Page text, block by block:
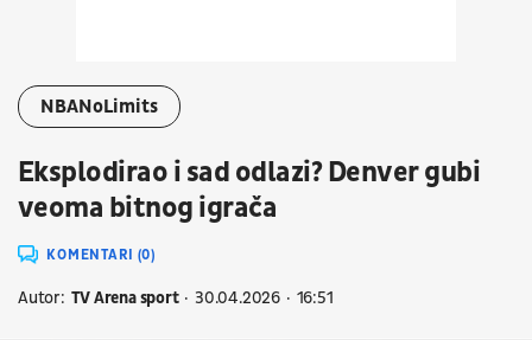
NBANoLimits
Eksplodirao i sad odlazi? Denver gubi
veoma bitnog igrača
KOMENTARI (0)
Autor: TV Arena sport 30.04.2026 16:51